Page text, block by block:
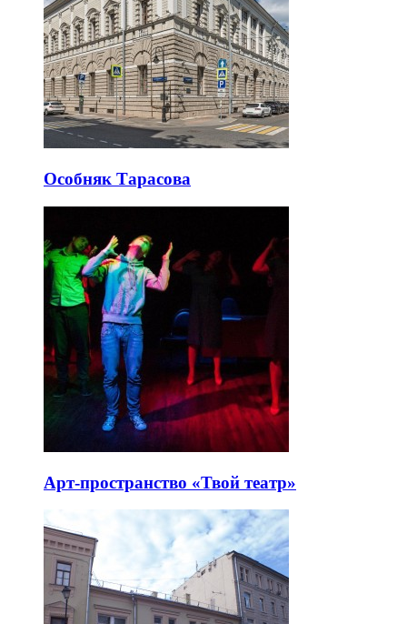
Особняк Тарасова
Арт-пространство «Твой театр»